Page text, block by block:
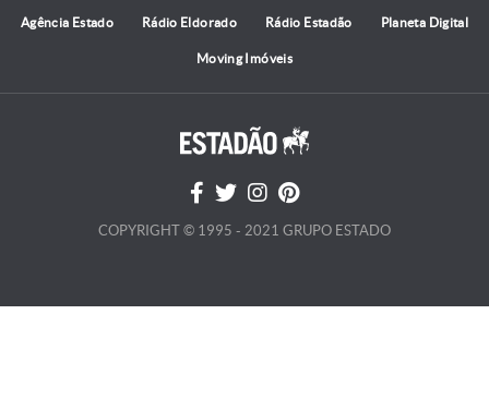
Agência Estado Rádio Eldorado Rádio Estadão Planeta Digital
Moving Imóveis
COPYRIGHT © 1995 - 2021 GRUPO ESTADO